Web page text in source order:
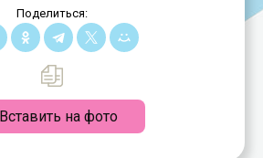
Поделиться:
Вставить на фото